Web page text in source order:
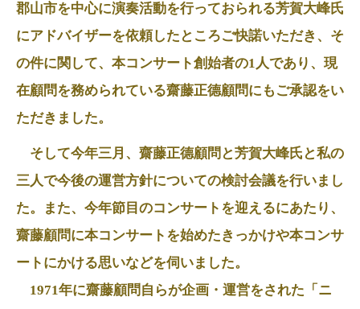
郡山市を中心に演奏活動を行っておられる芳賀大峰氏
にアドバイザーを依頼したところご快諾いただき、そ
の件に関して、本コンサート創始者の1人であり、現
在顧問を務められている齋藤正德顧問にもご承認をい
ただきました。
そして今年三月、齋藤正德顧問と芳賀大峰氏と私の
三人で今後の運営方針についての検討会議を行いまし
た。また、今年節目のコンサートを迎えるにあたり、
齋藤顧問に本コンサートを始めたきっかけや本コンサ
ートにかける思いなどを伺いました。
1971年に齋藤顧問自らが企画・運営をされた「ニ